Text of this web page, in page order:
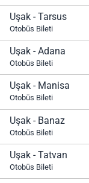
Uşak - Tarsus
Otobüs Bileti
Uşak - Adana
Otobüs Bileti
Uşak - Manisa
Otobüs Bileti
Uşak - Banaz
Otobüs Bileti
Uşak - Tatvan
Otobüs Bileti